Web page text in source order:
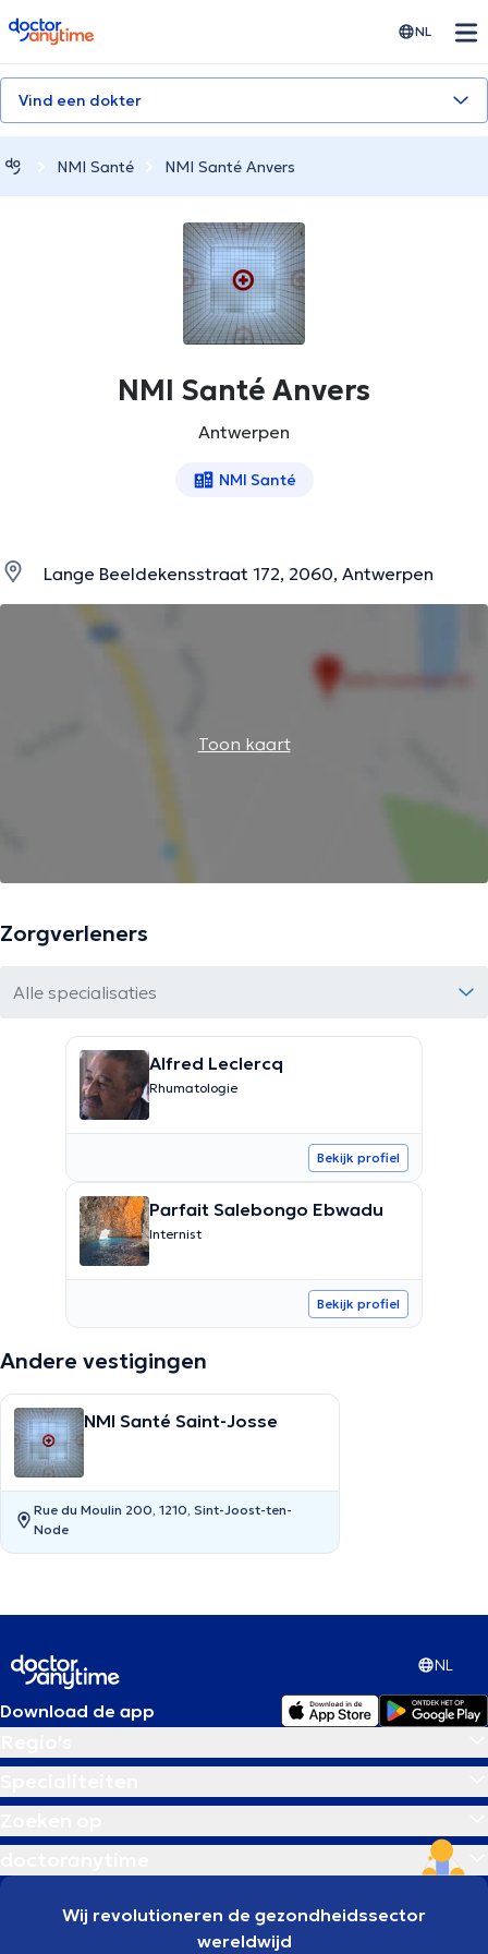
doctoranytime NL
Vind een dokter
NMI Santé NMI Santé Anvers
NMI Santé Anvers
Antwerpen
NMI Santé
Lange Beeldekensstraat 172, 2060, Antwerpen
Toon kaart
Zorgverleners
Alle specialisaties
Alfred Leclercq
Rhumatologie
Bekijk profiel
Parfait Salebongo Ebwadu
Internist
Bekijk profiel
Andere vestigingen
NMI Santé Saint-Josse
Rue du Moulin 200, 1210, Sint-Joost-ten-
Node
NL
Download de app
Wij revolutioneren de gezondheidssector
wereldwijd